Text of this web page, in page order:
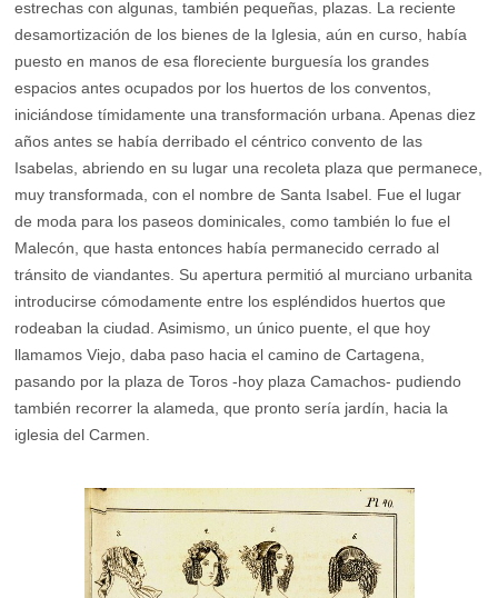
estrechas con algunas, también pequeñas, plazas. La reciente
desamortización de los bienes de la Iglesia, aún en curso, había
puesto en manos de esa floreciente burguesía los grandes
espacios antes ocupados por los huertos de los conventos,
iniciándose tímidamente una transformación urbana. Apenas diez
años antes se había derribado el céntrico convento de las
Isabelas, abriendo en su lugar una recoleta plaza que permanece,
muy transformada, con el nombre de Santa Isabel. Fue el lugar
de moda para los paseos dominicales, como también lo fue el
Malecón, que hasta entonces había permanecido cerrado al
tránsito de viandantes. Su apertura permitió al murciano urbanita
introducirse cómodamente entre los espléndidos huertos que
rodeaban la ciudad. Asimismo, un único puente, el que hoy
llamamos Viejo, daba paso hacia el camino de Cartagena,
pasando por la plaza de Toros -hoy plaza Camachos- pudiendo
también recorrer la alameda, que pronto sería jardín, hacia la
iglesia del Carmen.